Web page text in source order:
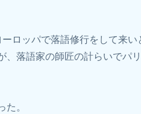
ロッパで落語修行をして来い
、落語家の師匠の計らいでパ
た。